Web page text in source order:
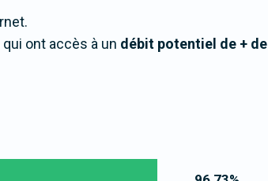
ont accès à un débit potentiel de + de